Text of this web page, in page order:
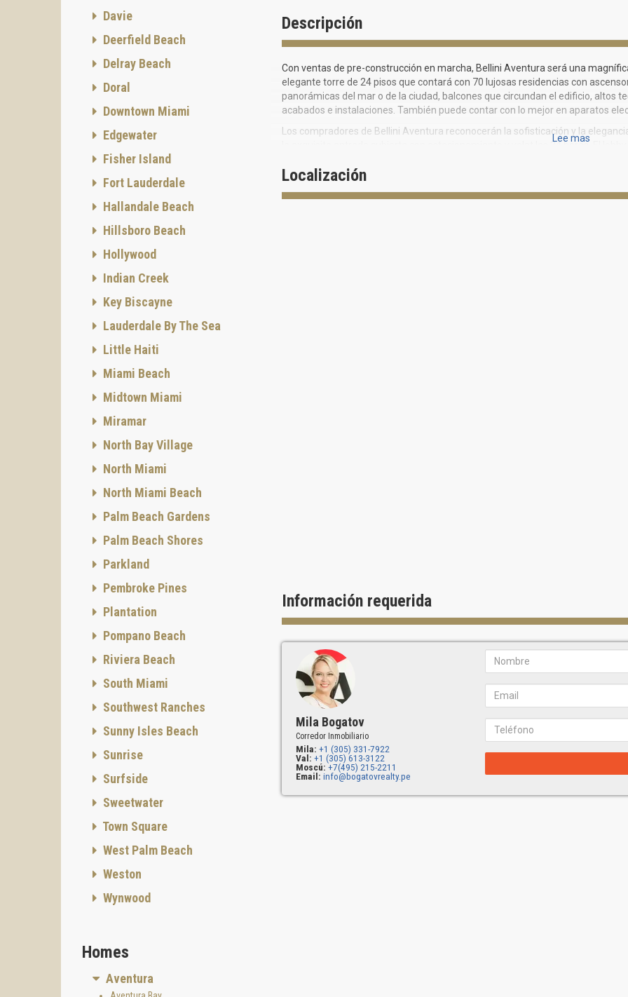
Descripción
Con ventas de pre-construcción en marcha, Bellini Aventura será una
elegante torre de 24 pisos que contará con 70 lujosas residencias con
panorámicas del mar o de la ciudad, balcones que circundan el edificio, altos
acabados e instalaciones. También puede contar con lo mejor en aparatos
Los compradores de Bellini Aventura reconocerán la sofisticación y la
la exquisita entrada cubierta con estacionamiento y valet las 24 horas. El
Las áreas recreativas de Aventura Bellini son numerosas y han sido
ajardinada con piscina estilo resort y spa, así como un impresionante
Lo mejor en instalaciones interiores, accesorios y aparatos
Restaurante del club Island
Cafetería al costado de la piscina
Complejo de tenis de 16 canchas
Yacht Club & Marina privado
Lee mas
Localización
Información requerida
Mila Bogatov
Corredor Inmobiliario
Mila: +1 (305) 331-7922
Val: +1 (305) 613-3122
Moscú: +7(495) 215-2211
Email: info@bogatovrealty.pe
Davie
Deerfield Beach
Delray Beach
Doral
Downtown Miami
Edgewater
Fisher Island
Fort Lauderdale
Hallandale Beach
Hillsboro Beach
Hollywood
Indian Creek
Key Biscayne
Lauderdale By The Sea
Little Haiti
Miami Beach
Midtown Miami
Miramar
North Bay Village
North Miami
North Miami Beach
Palm Beach Gardens
Palm Beach Shores
Parkland
Pembroke Pines
Plantation
Pompano Beach
Riviera Beach
South Miami
Southwest Ranches
Sunny Isles Beach
Sunrise
Surfside
Sweetwater
Town Square
West Palm Beach
Weston
Wynwood
Homes
Aventura